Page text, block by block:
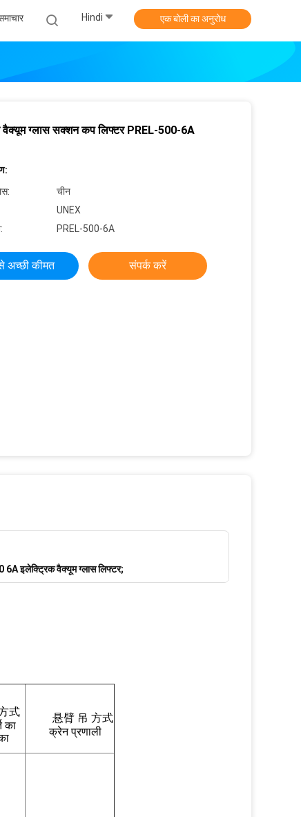
Hindi एक बोली का अनुरोध
वैक्यूम ग्लास सक्शन कप लिफ्टर PREL-500-6A
चीन
UNEX
PREL-500-6A
अच्छी कीमत संपर्क करें
6A इलेक्ट्रिक वैक्यूम ग्लास लिफ्टर;
式
का
悬臂 吊 方式
क्रेन प्रणाली